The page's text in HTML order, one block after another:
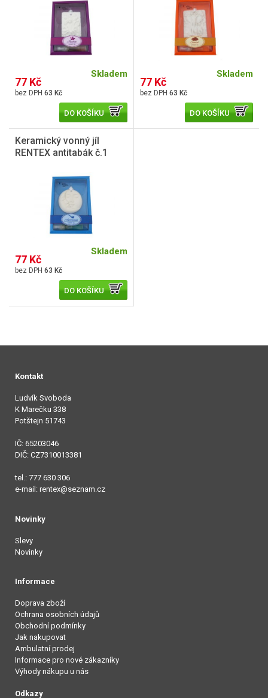
77 Kč
63 Kč
Skladem
DO KOŠÍKU
77 Kč
63 Kč
Skladem
DO KOŠÍKU
Keramický vonný jíl
RENTEX antitabák č.1
77 Kč
63 Kč
Skladem
DO KOŠÍKU
Kontakt
Ludvík Svoboda
K Marečku 338
Potštejn 51743
IČ: 65203046
DIČ: CZ7310013381
tel.: 777 630 306
e-mail: rentex@seznam.cz
Novinky
Slevy
Novinky
Informace
Doprava zboží
Ochrana osobních údajů
Obchodní podmínky
Jak nakupovat
Ambulatní prodej
Informace pro nové zákazníky
Výhody nákupu u nás
Odkazy